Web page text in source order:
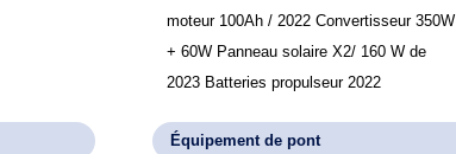
moteur 100Ah / 2022 Convertisseur 350W
+ 60W Panneau solaire X2/ 160 W de
2023 Batteries propulseur 2022
Équipement de pont